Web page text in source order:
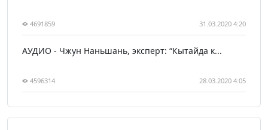
4691859 31.03.2020 4:20
АУДИО - Чжун Наньшань, эксперт: “Кытайда к...
4596314 28.03.2020 4:05